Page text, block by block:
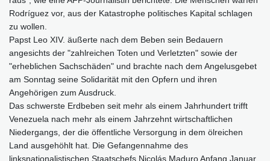
Rodríguez vor, aus der Katastrophe politisches Kapital schlagen
zu wollen.
Papst Leo XIV. äußerte nach dem Beben sein Bedauern
angesichts der "zahlreichen Toten und Verletzten" sowie der
"erheblichen Sachschäden" und brachte nach dem Angelusgebet
am Sonntag seine Solidarität mit den Opfern und ihren
Angehörigen zum Ausdruck.
Das schwerste Erdbeben seit mehr als einem Jahrhundert trifft
Venezuela nach mehr als einem Jahrzehnt wirtschaftlichen
Niedergangs, der die öffentliche Versorgung in dem ölreichen
Land ausgehöhlt hat. Die Gefangennahme des
linksnationalistischen Staatschefs Nicolás Maduro Anfang Januar